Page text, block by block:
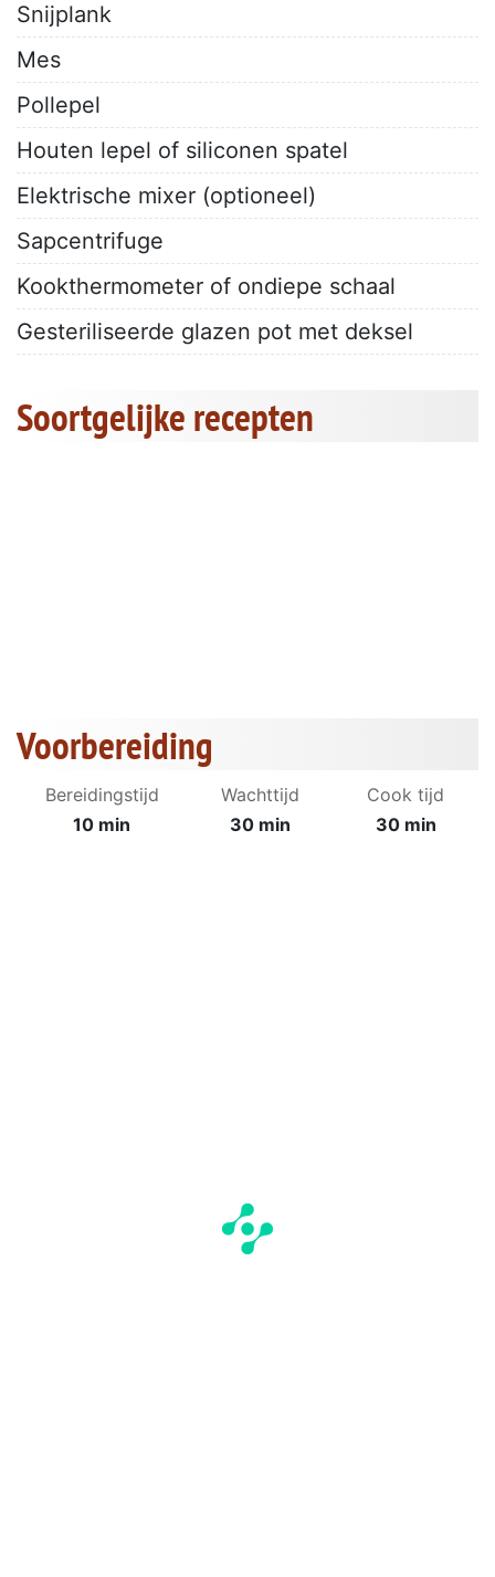
Snijplank
Mes
Pollepel
Houten lepel of siliconen spatel
Elektrische mixer (optioneel)
Sapcentrifuge
Kookthermometer of ondiepe schaal
Gesteriliseerde glazen pot met deksel
Soortgelijke recepten
Voorbereiding
Bereidingstijd
10 min
Wachttijd
30 min
Cook tijd
30 min